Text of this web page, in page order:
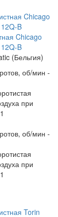
Chicago
B
(Бельгия)
об/мин -
при
об/мин -
при